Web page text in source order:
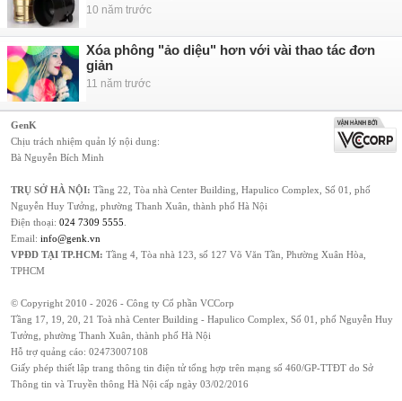
10 năm trước
Xóa phông "ảo diệu" hơn với vài thao tác đơn
giản
11 năm trước
GenK
Chịu trách nhiệm quản lý nội dung:
Bà Nguyễn Bích Minh
TRỤ SỞ HÀ NỘI: Tầng 22, Tòa nhà Center Building, Hapulico Complex, Số 01, phố
Nguyễn Huy Tưởng, phường Thanh Xuân, thành phố Hà Nội
Điện thoại: 024 7309 5555
Email: info@genk.vn
VPĐD TẠI TP.HCM: Tầng 4, Tòa nhà 123, số 127 Võ Văn Tần, Phường Xuân Hòa,
TPHCM
© Copyright 2010 - 2026 - Công ty Cổ phần VCCorp
Tầng 17, 19, 20, 21 Toà nhà Center Building - Hapulico Complex, Số 01, phố Nguyễn Huy
Tưởng, phường Thanh Xuân, thành phố Hà Nội
Hỗ trợ quảng cáo: 02473007108
Giấy phép thiết lập trang thông tin điện tử tổng hợp trên mạng số 460/GP-TTĐT do Sở
Thông tin và Truyền thông Hà Nội cấp ngày 03/02/2016